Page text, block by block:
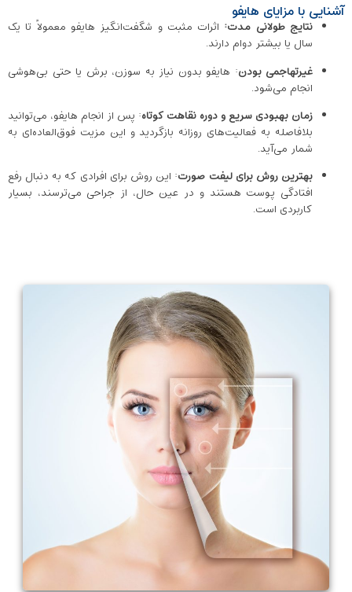
آشنایی با مزایای هایفو
نتایج طولانی‌ مدت: اثرات مثبت و شگفت‌انگیز هایفو معمولاً تا یک
سال یا بیشتر دوام دارند.
غیرتهاجمی بودن: هایفو بدون نیاز به سوزن، برش یا حتی بی‌هوشی
انجام می‌شود.
زمان بهبودی سریع و دوره نقاهت کوتاه: پس از انجام هایفو، می‌توانید
بلافاصله به فعالیت‌های روزانه بازگردید و این مزیت فوق‌العاده‌ای به
شمار می‌آید.
بهترین روش برای لیفت صورت: این روش برای افرادی که به دنبال رفع
افتادگی پوست هستند و در عین حال، از جراحی می‌ترسند، بسیار
کاربردی است.